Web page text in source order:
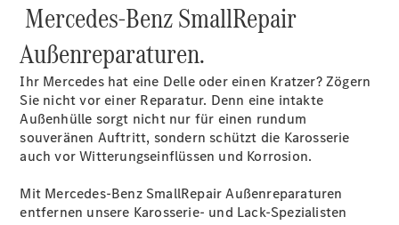
Vito
Kastenwagen
eVito
Kastenwagen
- elektrisch
Vito Mixto
eVito
Tourer -
Mercedes-Benz SmallRepair
Außenreparaturen.
Ihr Mercedes hat eine Delle oder einen Kratzer? Zögern
Sie nicht vor einer Reparatur. Denn eine intakte
Außenhülle sorgt nicht nur für einen rundum
souveränen Auftritt, sondern schützt die Karosserie
auch vor Witterungseinflüssen und Korrosion.
Mit Mercedes-Benz SmallRepair Außenreparaturen
entfernen unsere Karosserie- und Lack-Spezialisten